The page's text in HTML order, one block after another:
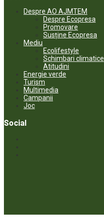
Despre AO AJMTEM
Despre Ecopresa
Promovare
Susține Ecopresa
Mediu
Ecolifestyle
Schimbari climatice
Atitudini
Energie verde
Turism
Multimedia
Campanii
Joc
Social